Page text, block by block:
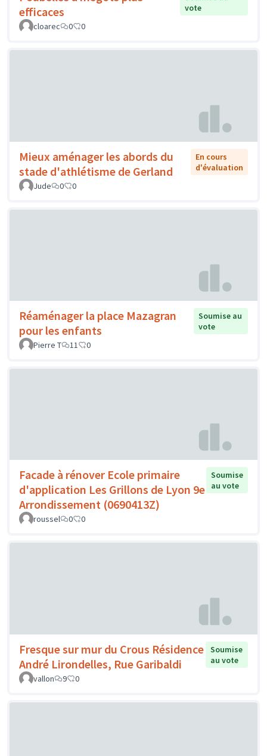
efficaces
vote
cloarec
0 0
Mieux aménager les abords du
stade d'athlétisme de Gerland
En cours
d'évaluation
Jude
0 0
Réaménager la place Mazagran
pour les enfants
Soumise au
vote
Pierre T
11 0
Facade à rénover Ecole primaire
d'application Les Grillons de Lyon 9e
Arrondissement (0690413Z)
Soumise
au vote
roussel 0 0
Fresque sur mur du Crous Résidence
André Lirondelles, Rue Garibaldi
Soumise
au vote
vallon
9 0